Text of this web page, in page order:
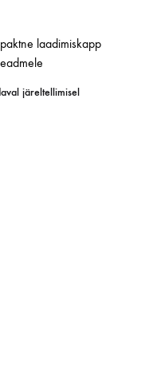
laadimiskapp
järeltellimisel